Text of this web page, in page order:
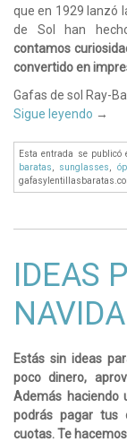
que en 1929 lanzó
de Sol han
contamos
convertido en
Gafas de sol Ray-
Sigue leyendo →
Esta entrada se publicó
baratas
sunglasses
IDEAS
Estás sin ideas
poco dinero,
Además haciendo
podrás pagar tus
cuotas. Te